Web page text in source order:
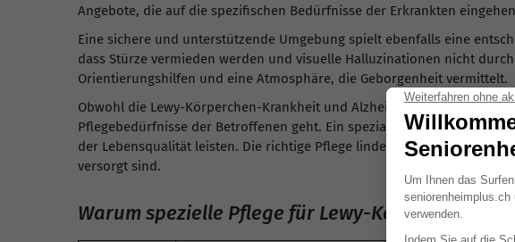
Angebote, die auf die spezifischen Bedürfnisse der Erkrankten
Eine sichere und unterstützende Umgebung spielt ebenfalls eine
dass Stürze vermieden werden und visuelle Halluzinationen nicht
Orientierungshilfen und eine Atmosphäre, die Geborgenheit vermittelt.
Obwohl die Lewy-Körperchen-Krankheit und Alzheimer auf den
Pflegebedürfnisse der Betroffenen geht. Ein spezialisiertes
der Lebensqualität leisten. Die richtige Pflege lindert nicht nur die
versorgt sind.
Warum spezielle Pflege für Lewy-Körperchen-